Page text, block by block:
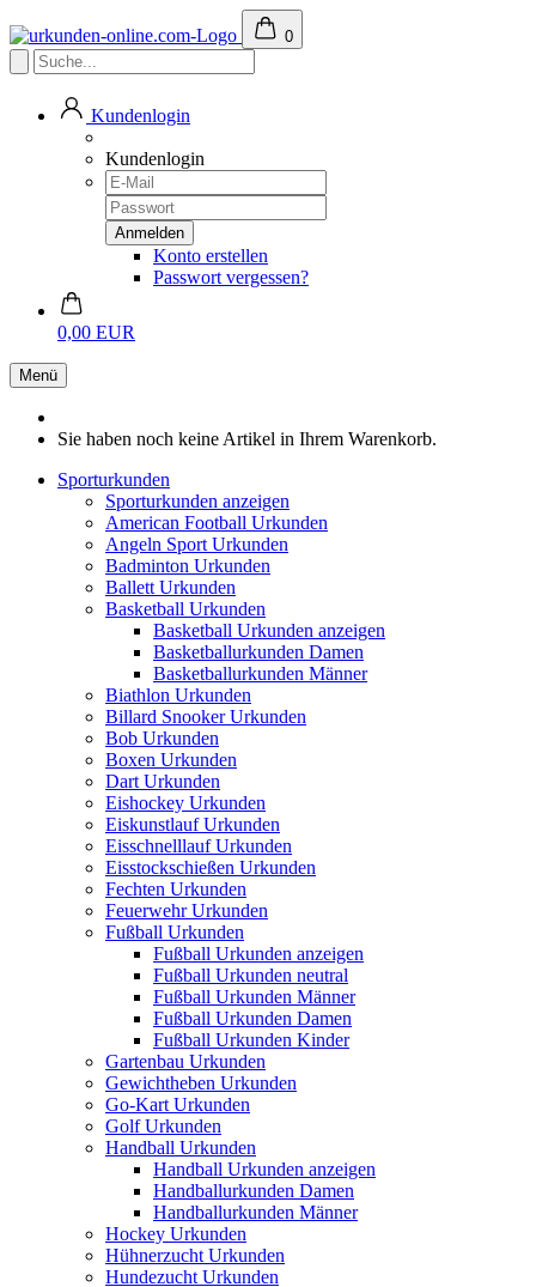
0
Kundenlogin
Kundenlogin
Konto erstellen
Passwort vergessen?
0,00 EUR
Menü
Sie haben noch keine Artikel in Ihrem Warenkorb.
Sporturkunden
Sporturkunden anzeigen
American Football Urkunden
Angeln Sport Urkunden
Badminton Urkunden
Ballett Urkunden
Basketball Urkunden
Basketball Urkunden anzeigen
Basketballurkunden Damen
Basketballurkunden Männer
Biathlon Urkunden
Billard Snooker Urkunden
Bob Urkunden
Boxen Urkunden
Dart Urkunden
Eishockey Urkunden
Eiskunstlauf Urkunden
Eisschnelllauf Urkunden
Eisstockschießen Urkunden
Fechten Urkunden
Feuerwehr Urkunden
Fußball Urkunden
Fußball Urkunden anzeigen
Fußball Urkunden neutral
Fußball Urkunden Männer
Fußball Urkunden Damen
Fußball Urkunden Kinder
Gartenbau Urkunden
Gewichtheben Urkunden
Go-Kart Urkunden
Golf Urkunden
Handball Urkunden
Handball Urkunden anzeigen
Handballurkunden Damen
Handballurkunden Männer
Hockey Urkunden
Hühnerzucht Urkunden
Hundezucht Urkunden